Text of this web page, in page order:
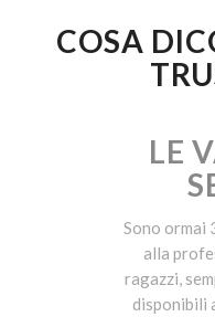
COSA
LE
Sono ormai
alla
ragazzi,
disponibili